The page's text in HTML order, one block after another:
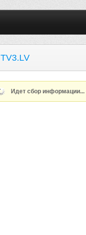
TV3.LV
Идет сбор информации...